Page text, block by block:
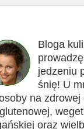
Bloga
jedzeniu
śnię! U
na zdrowej
oraz